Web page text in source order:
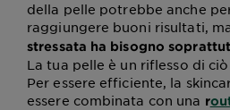
della pelle potrebbe anche
raggiungere buoni risultati,
stressata ha bisogno
La tua pelle è un riflesso di
Per essere efficiente, la
essere combinata con una r